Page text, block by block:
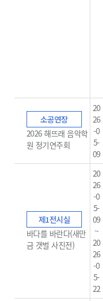
소공연장
2026 해뜨래 음악학
원 정기연주회
20
26
-0
5-
09
제1전시실
바다를 바란다(새만
금 갯벌 사진전)
20
26
-0
5-
09
~
20
26
-0
5-
22